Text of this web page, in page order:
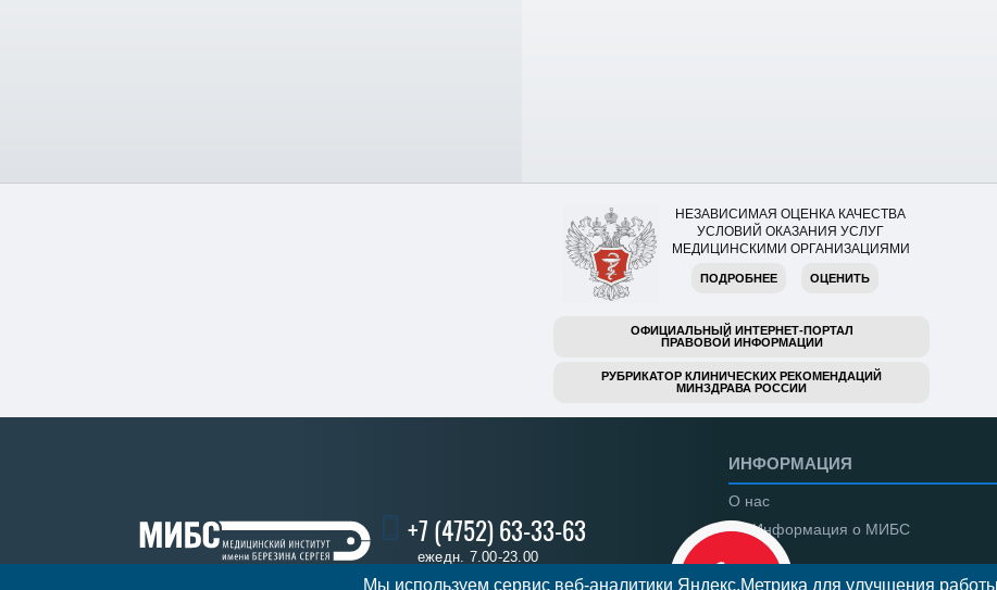
НЕЗАВИСИМАЯ ОЦЕНКА КАЧЕСТВА
УСЛОВИЙ ОКАЗАНИЯ УСЛУГ
МЕДИЦИНСКИМИ ОРГАНИЗАЦИЯМИ
ПОДРОБНЕЕ ОЦЕНИТЬ
ОФИЦИАЛЬНЫЙ ИНТЕРНЕТ-ПОРТАЛ
ПРАВОВОЙ ИНФОРМАЦИИ
РУБРИКАТОР КЛИНИЧЕСКИХ РЕКОМЕНДАЦИЙ
МИНЗДРАВА РОССИИ
+7 (4752) 63-33-63
ежедн. 7.00-23.00
ИНФОРМАЦИЯ
О нас
Информация о МИБС
Региональные центры
Мы используем сервис веб-аналитики Яндекс.Метрика для улучшения